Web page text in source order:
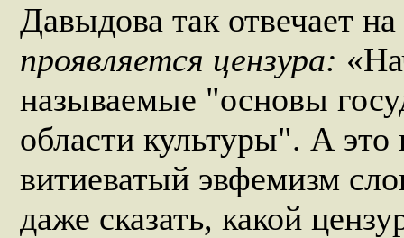
Давыдова так отвечает
проявляется цензура:
называемые "основы
области культуры". А
витиеватый эвфемизм
даже сказать, какой